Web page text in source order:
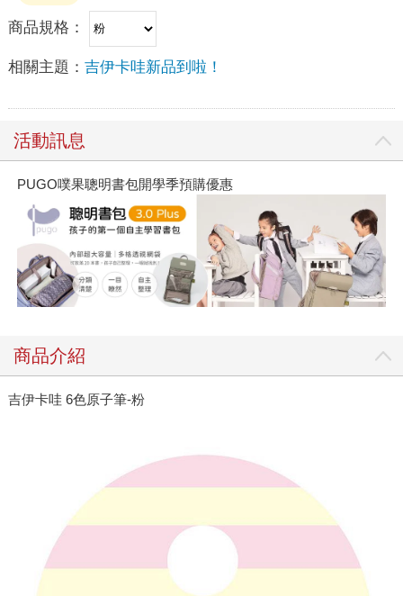
商品規格：
相關主題： 吉伊卡哇新品到啦！
活動訊息
PUGO噗果聰明書包開學季預購優惠
商品介紹
吉伊卡哇 6色原子筆-粉